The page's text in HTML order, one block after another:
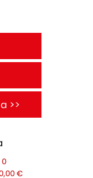
>>
0
€